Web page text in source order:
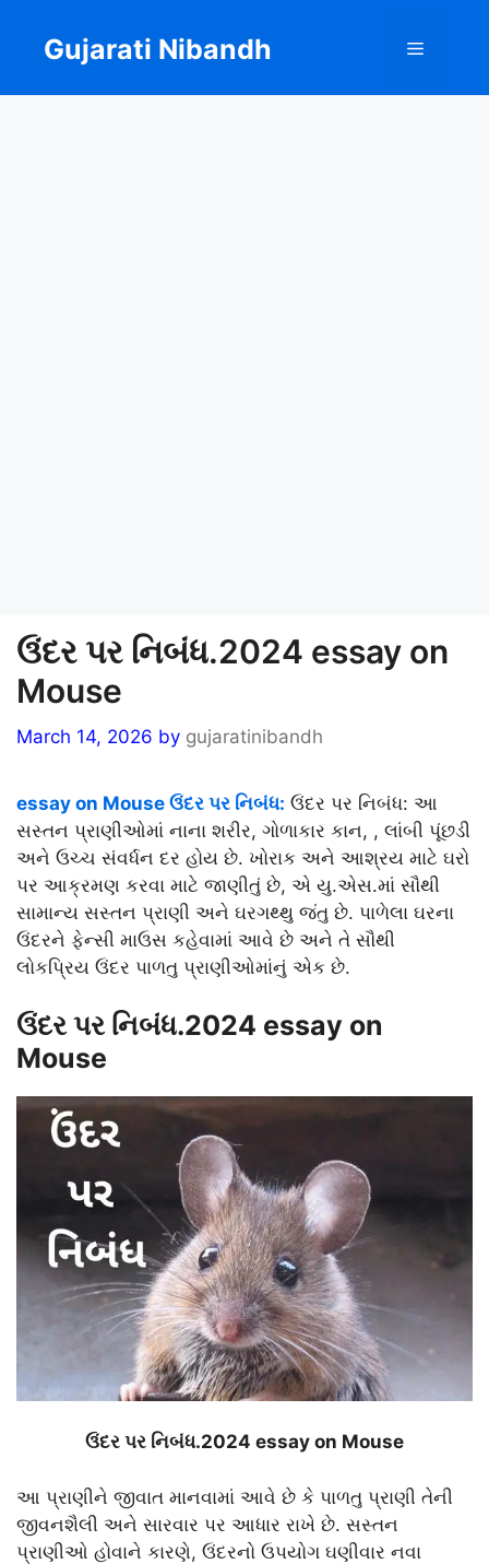
content
Gujarati Nibandh Menu
ઉંદર પર નિબંધ.2024 essay on
Mouse
March 14, 2026 by gujaratinibandh
essay on Mouse ઉંદર પર નિબંધ: ઉંદર પર નિબંધ: આ
સસ્તન પ્રાણીઓમાં નાના શરીર, ગોળાકાર કાન, , લાંબી પૂંછડી
અને ઉચ્ચ સંવર્ધન દર હોય છે. ખોરાક અને આશ્રય માટે ઘરો
પર આક્રમણ કરવા માટે જાણીતું છે, એ યુ.એસ.માં સૌથી
સામાન્ય સસ્તન પ્રાણી અને ઘરગથ્થુ જંતુ છે. પાળેલા ઘરના
ઉંદરને ફેન્સી માઉસ કહેવામાં આવે છે અને તે સૌથી
લોકપ્રિય ઉંદર પાળતુ પ્રાણીઓમાંનું એક છે.
ઉંદર પર નિબંધ.2024 essay on
Mouse
ઉંદર પર નિબંધ.2024 essay on Mouse
આ પ્રાણીને જીવાત માનવામાં આવે છે કે પાળતુ પ્રાણી તેની
જીવનશૈલી અને સારવાર પર આધાર રાખે છે. સસ્તન
પ્રાણીઓ હોવાને કારણે, ઉંદરનો ઉપયોગ ઘણીવાર નવા